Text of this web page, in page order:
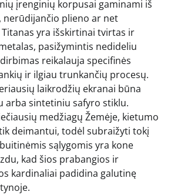
įrenginių korpusai gaminami iš
nerūdijančio plieno ar net
yra išskirtinai tvirtas ir
pasižymintis nedideliu
reikalauja specifinės
ir ilgiau trunkančių procesų.
laikrodžių ekranai būna
arba sintetiniu safyro stiklu.
medžiagų Žemėje, kietumo
deimantui, todėl subraižyti tokį
sąlygomis yra kone
kad šios prabangios ir
kardinaliai padidina galutinę